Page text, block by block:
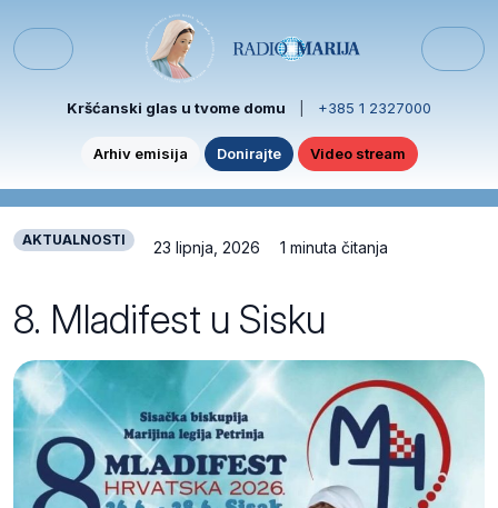
Menu
Kršćanski glas u tvome domu +385 1 2327000
Arhiv emisija Donirajte Video stream
AKTUALNOSTI 23 lipnja, 2026 1 minuta čitanja
8. Mladifest u Sisku